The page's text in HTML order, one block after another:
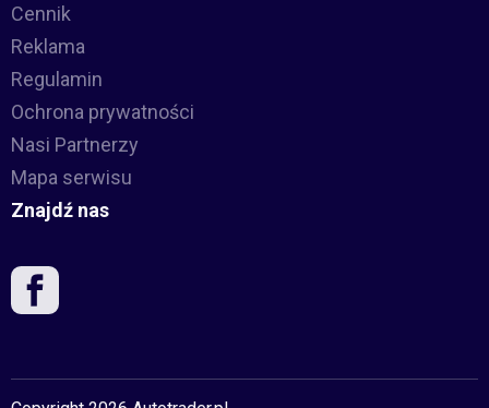
Cennik
Reklama
Regulamin
Ochrona prywatności
Nasi Partnerzy
Mapa serwisu
Znajdź nas